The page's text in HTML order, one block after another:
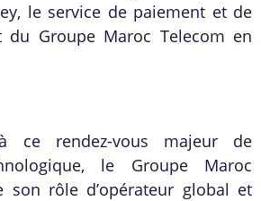
le service de paiement et de
du Groupe Maroc Telecom en
ce rendez-vous majeur de
le Groupe Maroc
son rôle d’opérateur global et